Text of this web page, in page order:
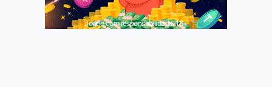
Jogue com responsabilidade. 18+